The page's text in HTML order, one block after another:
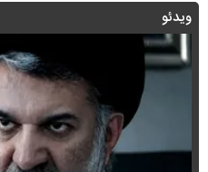
ویدئو